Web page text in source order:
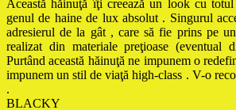
Această hăinuţă îţi creează un look cu
genul de haine de lux absolut . Singurul
adresierul de la gât , care să fie prins pe
realizat din materiale preţioase
Purtând această hăinuţă ne impunem o
impunem un stil de viaţă high-class . V-o
.
BLACKY